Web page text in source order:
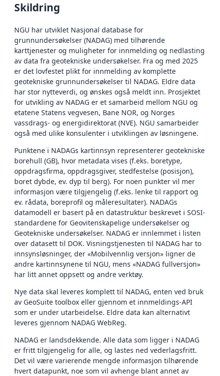
Skildring
NGU har utviklet Nasjonal database for
grunnundersøkelser (NADAG) med tilhørende
karttjenester og muligheter for innmelding og nedlasting
av data fra geotekniske undersøkelser. Fra og med 2025
er det lovfestet plikt for innmelding av komplette
geotekniske grunnundersøkelser til NADAG. Eldre data
har stor nytteverdi, og ønskes også meldt inn. Prosjektet
for utvikling av NADAG er et samarbeid mellom NGU og
etatene Statens vegvesen, Bane NOR, og Norges
vassdrags- og energidirektorat (NVE). NGU samarbeider
også med ulike konsulenter i utviklingen av løsningene.
Punktene i NADAGs kartinnsyn representerer geotekniske
borehull (GB), hvor metadata vises (f.eks. boretype,
oppdragsfirma, oppdragsgiver, stedfestelse (posisjon),
boret dybde, ev. dyp til berg). For noen punkter vil mer
informasjon være tilgjengelig (f.eks. lenke til rapport og
ev. rådata, boreprofil og måleresultater). NADAGs
datamodell er basert på en datastruktur beskrevet i SOSI-
standardene for Geovitenskapelige undersøkelser og
Geotekniske undersøkelser. NADAG er innlemmet i listen
over datasett til DOK. Visningstjenesten til NADAG har to
innsynsløsninger, der «Mobilvennlig versjon» ligner de
andre kartinnsynene til NGU, mens «NADAG fullversjon»
har litt annet oppsett og andre verktøy.
Nye data skal leveres komplett til NADAG, enten ved bruk
av GeoSuite toolbox eller gjennom et innmeldings-API
som er under utarbeidelse. Eldre data kan alternativt
leveres gjennom NADAG WebReg.
NADAG er landsdekkende. Alle data som ligger i NADAG
er fritt tilgjengelig for alle, og lastes ned vederlagsfritt.
Det vil være varierende mengde informasjon tilhørende
hvert datapunkt, noe som vil avhenge blant annet av